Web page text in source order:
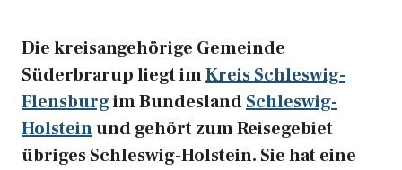
Die kreisangehörige Gemeinde
Süderbrarup liegt imKreis Schleswig-
Flensburgim BundeslandSchleswig-
Holsteinund gehört zum Reisegebiet
übriges Schleswig-Holstein. Sie hat eine